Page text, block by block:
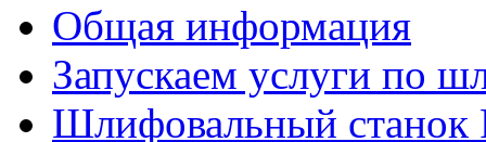
Общая информация
Запускаем услуги по
Шлифовальный